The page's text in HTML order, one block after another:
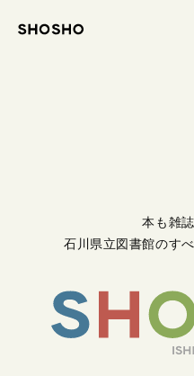
本も雑
石川県立図書館のす